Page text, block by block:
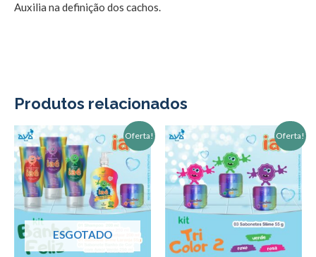
Auxilia na definição dos cachos.
Produtos relacionados
Oferta!
ESGOTADO
O
preço
original
era:
R$200,00.
preço
atual
é:
R$165,00.
Oferta!
preço
original
era:
R$80,00.
preço
atual
é:
R$63,00.